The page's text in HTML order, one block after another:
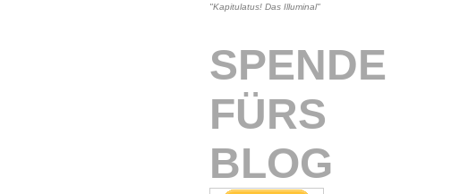
"Kapitulatus! Das Illuminal"
SPENDE
FÜRS
BLOG